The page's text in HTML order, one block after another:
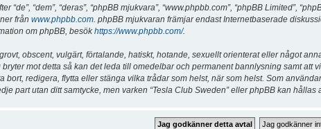
“de”, “dem”, “deras”, “phpBB mjukvara”, “www.phpbb.com”, “phpBB Limited”,
från www.phpbb.com . phpBB mjukvaran främjar endast Internetbaserade
om phpBB, besökhttps://www.phpbb.com/.
obscent, vulgärt, förtalande, hatiskt, hotande, sexuellt orienterat eller något
mot detta så kan det leda till omedelbar och permanent bannlysning samt
bort, redigera, flytta eller stänga vilka trådar som helst, när som helst. Som
part utan ditt samtycke, men varken “Tesla Club Sweden” eller phpBB kan